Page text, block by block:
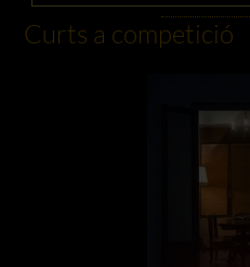
Curts a competició